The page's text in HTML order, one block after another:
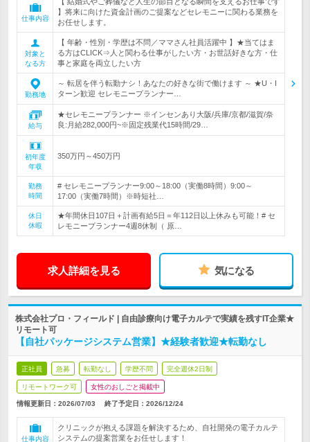
仕事内容
】将来に向けた資金計画のご提案などセレモニーに関わる業務を
お任せします。
対象と
なる方
【 年齢・性別・学歴は不問／ママさん社員活躍中 】★当てはま
る方はCLICK⇒人と関わる仕事がしたい方・お世話好きな方・仕
事と家庭を両立したい方
勤務地
～ 転居を伴う転勤ナシ！あなたの好きな街で働けます ～ ★U・I
ターン歓迎 セレモニープランナー…
給与
★セレモニープランナー ※インセンあり大阪/兵庫/京都/滋賀/奈
良:月給282,000円~※固定残業代15時間/29…
初年度
年収
350万円～450万円
勤務
時間
# セレモニープランナー9:00～18:00（実働8時間）9:00～
17:00（実働7時間）※時短社…
休日
休暇
★年間休日107日＋計画有給5日＝年112日以上休みも可能！# セ
レモニープランナー4週8休制（ 原…
求人詳細を見る 気になる
株式会社プロ・フィールド | 自由診療向け電子カルテで実績を残すIT企業★
リモート可
【自社パッケージシステム営業】★経験者歓迎★転勤なし
正社員 急募 転勤なし 学歴不問 完全週休2日制
リモートワーク可 女性のおしごと掲載中
情報更新日：2026/07/03 終了予定日： 2026/12/24
仕事内容
クリニックが抱える課題を解決するため、自社開発の電子カルテ
システムの提案営業をお任せします！